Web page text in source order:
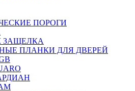
ПОРОГИ
ЗАЩЕЛКА
ПЛАНКИ ДЛЯ ДВЕРЕЙ